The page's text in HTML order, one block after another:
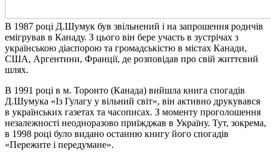
В 1987 році Д.Шумук був звільнений і на запрошення родичів
емігрував в Канаду. З цього він бере участь в зустрічах з
українською діаспорою та громадськістю в містах Канади,
США, Аргентини, Франції, де розповідав про свій життєвий
шлях.
В 1991 році в м. Торонто (Канада) вийшла книга спогадів
Д.Шумука «Із Гулагу у вільний світ», він активно друкувався
в українських газетах та часописах. З моменту проголошення
незалежності неодноразово приїжджав в Україну. Тут, зокрема,
в 1998 році було видано останню книгу його спогадів
«Пережите і передумане».